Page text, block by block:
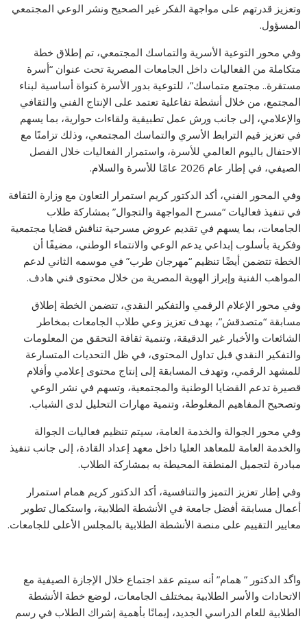
وتعزيز قدرتهم على مواجهة الفكر غير الصحيح ونشر الوعي المجتمعي
المسؤول.
وفي محور التوعية الأسرية والتماسك المجتمعي، تم إطلاق خطة
متكاملة من الفعاليات داخل الجامعات المصرية تحت عنوان “أسرة
مستقرة.. مجتمع متماسك”، للتوعية بدور الأسرة كنواة أساسية لبناء
المجتمع، من خلال أنشطة تفاعلية تعتمد على الإنتاج الفني والثقافي
والإعلامي، إلى جانب ورش عمل تطبيقية ولقاءات حوارية، بما يسهم
في تعزيز قيم الترابط الأسري والتماسك المجتمعي، وذلك تزامنًا مع
الاحتفال باليوم العالمي للأسرة، واستمرار الفعاليات خلال الفصل
الصيفي، في إطار عام 2026 عامًا للأسرة والسلام.
وفي المحور الفني، أكد الدكتور كريم استمرار التعاون مع وزارة الثقافة
في تنفيذ فعاليات “مسرح المواجهة والتجوال” بمشاركة طلاب
الجامعات، بما يسهم في تقديم عروض مسرحية تناقش قضايا مجتمعية
وفكرية بأسلوب إبداعي يدعم الوعي والانتماء الوطني، مضيفًا أن
الخطة تتضمن أيضًا تنظيم “مهرجان طرب” في موسمه الثاني لدعم
المواهب الفنية وإبراز الهوية المصرية من خلال محتوى فني هادف.
وفي محور الإعلام الرقمي والتفكير النقدي، تتضمن الخطة إطلاق
مسابقة “متصدقش”، بهدف تعزيز وعي طلاب الجامعات بمخاطر
الشائعات والأخبار غير الدقيقة، وتنمية ثقافة التحقق من المعلومات
والتفكير النقدي قبل تداول المحتوى، في ظل التحديات المتسارعة
للمشهد الرقمي، وتهدف المسابقة إلى إنتاج محتوى إعلامي وأفلام
قصيرة تدعم القضايا الوطنية والمجتمعية، وتسهم في نشر الوعي
وتصحيح المفاهيم المغلوطة، وتنمية مهارات التحليل لدى الشباب.
وفي محور الجوالة والخدمة العامة، سيتم تنظيم فعاليات الجوالة
والخدمة العامة للمعاهد العليا داخل معهد إعداد القادة، إلى جانب تنفيذ
مبادرة لتجميل المنطقة المحيطة به بمشاركة الطلاب.
وفي إطار تعزيز التميز والتنافسية، أكد الدكتور كريم همام استمرار
أعمال مسابقة أفضل جامعة في الأنشطة الطلابية، واستكمال تطوير
معايير التقييم على منصة الأنشطة الطلابية بالمجلس الأعلى للجامعات.
واگد الدكتور ” همام” أنه سيتم عقد اجتماع خلال الإجازة الصيفية مع
الاتحادات والأسر الطلابية بمختلف الجامعات، لوضع خطة الأنشطة
الطلابية للعام الدراسي الجديد، إيمانًا بأهمية إشراك الطلاب في رسم